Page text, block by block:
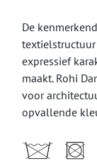
De
expressief
maakt. Rohi
voor
opvallende